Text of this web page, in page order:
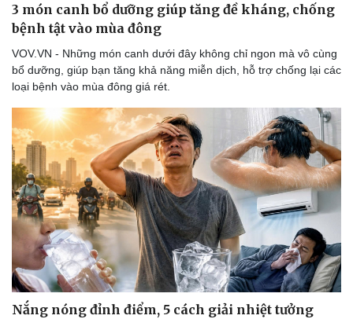
3 món canh bổ dưỡng giúp tăng đề kháng, chống
bệnh tật vào mùa đông
VOV.VN - Những món canh dưới đây không chỉ ngon mà vô cùng
bổ dưỡng, giúp bạn tăng khả năng miễn dịch, hỗ trợ chống lại các
loại bệnh vào mùa đông giá rét.
Nắng nóng đỉnh điểm, 5 cách giải nhiệt tưởng